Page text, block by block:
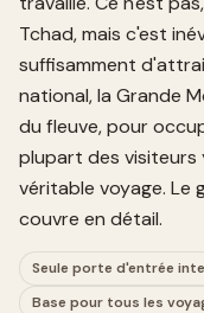
Tchad, mais c'est
suffisamment
national, la Grande
du fleuve, pour
plupart des visiteurs
véritable voyage. Le
couvre en détail.
Seule porte d'entrée
Base pour tous les